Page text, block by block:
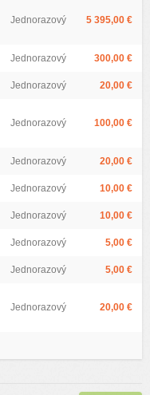
Jednorazový 5 395,00 €
Jednorazový 300,00 €
Jednorazový 20,00 €
Jednorazový 100,00 €
Jednorazový 20,00 €
Jednorazový 10,00 €
Jednorazový 10,00 €
Jednorazový 5,00 €
Jednorazový 5,00 €
Jednorazový 20,00 €